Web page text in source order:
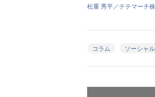
松重 秀平／テテマーチ
コラム ソーシャル